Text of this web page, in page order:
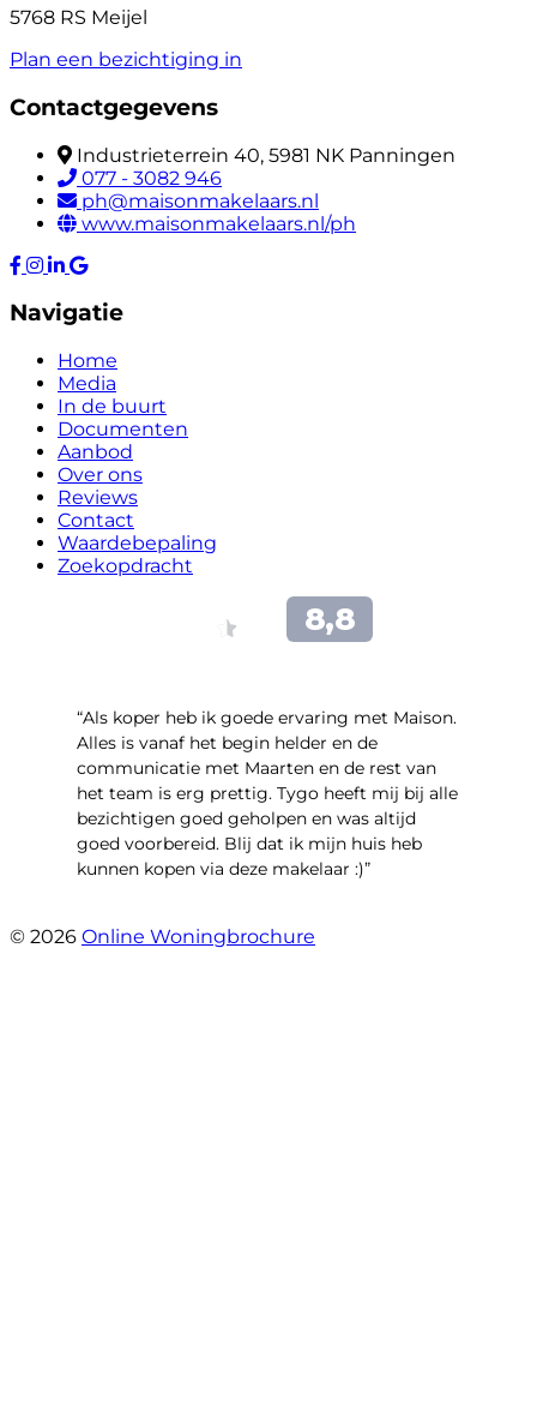
5768 RS Meijel
Plan een bezichtiging in
Contactgegevens
Industrieterrein 40, 5981 NK Panningen
077 - 3082 946
ph@maisonmakelaars.nl
www.maisonmakelaars.nl/ph
Navigatie
Home
Media
In de buurt
Documenten
Aanbod
Over ons
Reviews
Contact
Waardebepaling
Zoekopdracht
“Als koper heb ik goede ervaring met Maison.
Alles is vanaf het begin helder en de
communicatie met Maarten en de rest van
het team is erg prettig. Tygo heeft mij bij alle
bezichtigen goed geholpen en was altijd
goed voorbereid. Blij dat ik mijn huis heb
kunnen kopen via deze makelaar :)”
© 2026 Online Woningbrochure